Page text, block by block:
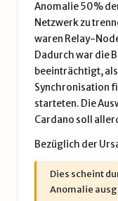
Anomalie 50%
Netzwerk zu
waren Relay-
Dadurch war die
beeinträchtigt,
Synchronisation
starteten. Die
Cardano soll
Bezüglich der
Dies scheint
Anomalie